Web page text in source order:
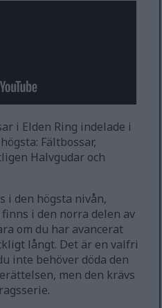
i Elden Ring indelade i
Fältbossar,
Halvgudar och
i den högsta nivån,
finns i den norra delen av
om du har avancerat
långt. Det är en valfri
inte behöver döda den
men den krävs